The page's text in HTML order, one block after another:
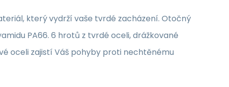
který vydrží vaše tvrdé zacházení. Otočný
PA66. 6 hrotů z tvrdé oceli, drážkované
oceli zajistí Váš pohyby proti nechtěnému